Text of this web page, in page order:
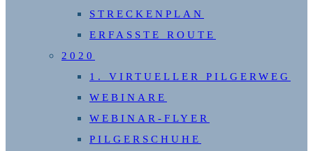
STRECKENPLAN
ERFASSTE ROUTE
2020
1. VIRTUELLER PILGERWEG
WEBINARE
WEBINAR-FLYER
PILGERSCHUHE